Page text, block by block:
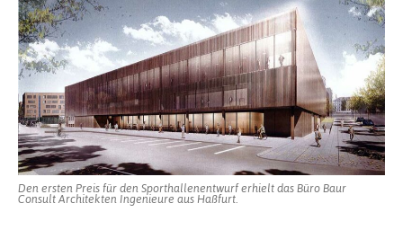
bundesligataugliche
Vierfachsporthalle
mit
Platz
für
3250
Zuschauer*innen
im
Unionviertel
aussehen
Den ersten Preis für den Sporthallenentwurf erhielt das Büro Baur
Consult Architekten Ingenieure aus Haßfurt.